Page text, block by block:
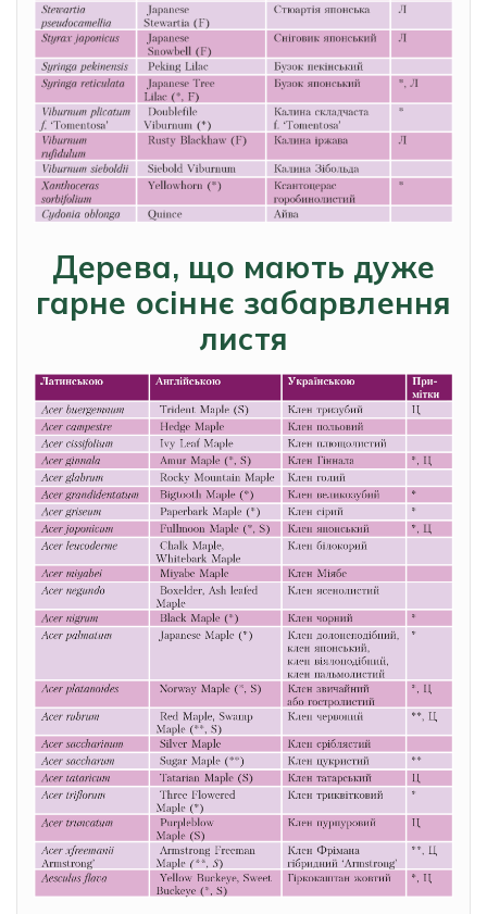
Дерева, що мають дуже
гарне осіннє забарвлення
листя